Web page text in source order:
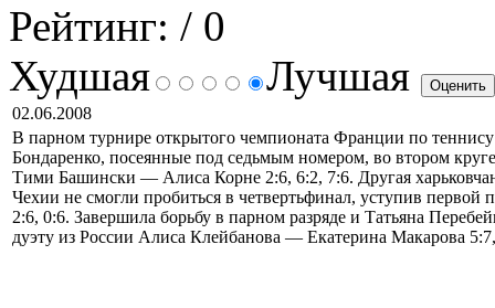
Рейтинг: / 0
Худшая
Лучшая
02.06.2008
В парном турнире открытого чемпионата Франции по
Бондаренко, посеянные под седьмым номером, во втором
Тими Башински — Алиса Корне 2:6, 6:2, 7:6. Другая
Чехии не смогли пробиться в четвертьфинал, уступив
2:6, 0:6. Завершила борьбу в парном разряде и Татьяна
дуэту из России Алиса Клейбанова — Екатерина Макарова